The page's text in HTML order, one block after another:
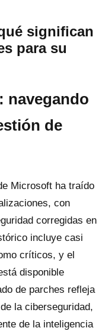
significan
para su
navegando
de
Microsoft ha traído
con
corregidas en
incluye casi
críticos, y el
disponible
de parches refleja
la ciberseguridad,
de la inteligencia